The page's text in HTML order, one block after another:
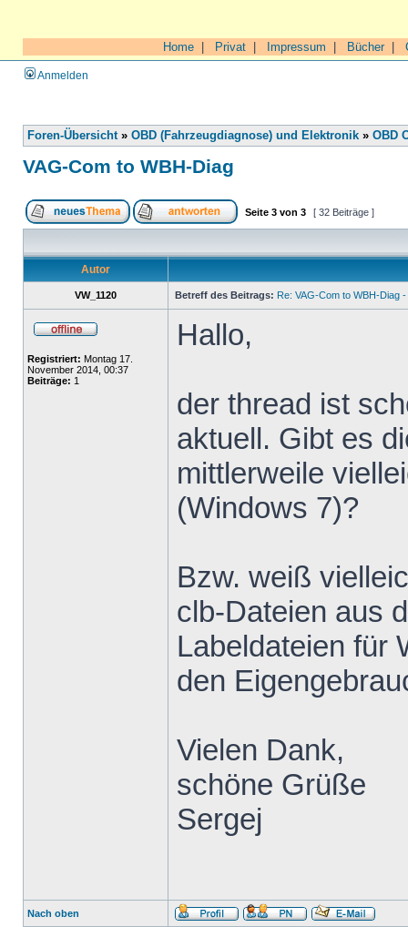
Home Privat Impressum Bücher|
Anmelden
Foren-Übersicht» OBD (Fahrzeugdiagnose) und Elektronik » OBD
VAG-Com to WBH-Diag
Seite 3 von 3 [ 32 Beiträge ]
Autor
VW_1120 Betreff des Beitrags: Re: VAG-Com to WBH-Diag
Registriert: Montag 17.
November 2014, 00:37
Beiträge: 1
Hallo,
der thread ist
aktuell. Gibt es
mittlerweile
(Windows 7)?
Bzw. weiß
clb-Dateien aus
Labeldateien für
den
Vielen Dank,
schöne Grüße
Sergej
Nach oben